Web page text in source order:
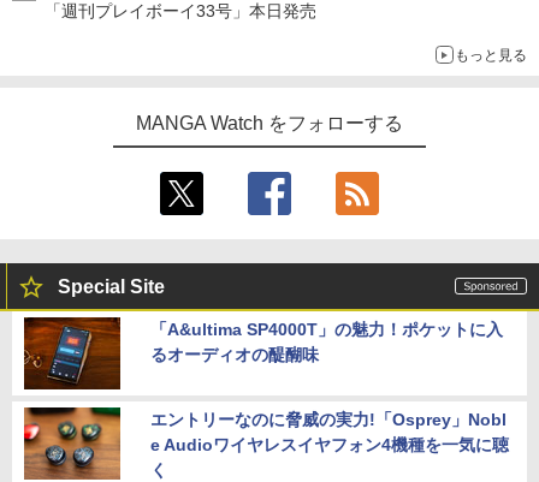
「週刊プレイボーイ33号」本日発売
もっと見る
MANGA Watch をフォローする
Special Site
「A&ultima SP4000T」の魅力！ポケットに入
るオーディオの醍醐味
エントリーなのに脅威の実力!「Osprey」Nobl
e Audioワイヤレスイヤフォン4機種を一気に聴
く